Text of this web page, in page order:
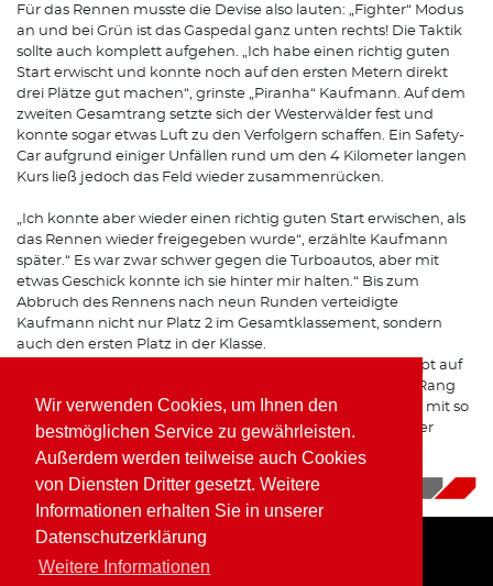
Wir verwenden Cookies, um Ihnen den
bestmöglichen Service zu gewährleisten.
Außerdem werden teilweise auch Cookies
von Diensten Dritter gesetzt. Weitere
Informationen erhalten Sie in unserer
Datenschutzerklärung
Weitere Informationen
Für das Rennen musste die Devise also lauten: „Fighter“ Modus
an und bei Grün ist das Gaspedal ganz unten rechts! Die Taktik
sollte auch komplett aufgehen. „Ich habe einen richtig guten
Start erwischt und konnte noch auf den ersten Metern direkt
drei Plätze gut machen“, grinste „Piranha“ Kaufmann. Auf dem
zweiten Gesamtrang setzte sich der Westerwälder fest und
konnte sogar etwas Luft zu den Verfolgern schaffen. Ein Safety-
Car aufgrund einiger Unfällen rund um den 4 Kilometer langen
Kurs ließ jedoch das Feld wieder zusammenrücken.
„Ich konnte aber wieder einen richtig guten Start erwischen, als
das Rennen wieder freigegeben wurde“, erzählte Kaufmann
später.“ Es war zwar schwer gegen die Turboautos, aber mit
etwas Geschick konnte ich sie hinter mir halten.“ Bis zum
Abbruch des Rennens nach neun Runden verteidigte
Kaufmann nicht nur Platz 2 im Gesamtklassement, sondern
auch den ersten Platz in der Klasse.
„Gegen die stärkeren Autos ist es immer schwer überhaupt auf
das Podium zu fahren, daher hat das Team den zweiten Rang
heute mehr als verdient. Die kleine Mannschaft ist immer mit so
viel Euphorie dabei, das muss einfach belohnt werden. Der
Klassensieg ist dann noch die Kirsche auf der Sahne“, zog
20.09.2018
Home Impressum